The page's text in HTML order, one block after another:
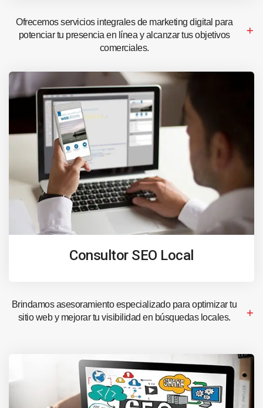
Ofrecemos servicios integrales de marketing digital para
potenciar tu presencia en línea y alcanzar tus objetivos
comerciales.
Consultor SEO Local
Brindamos asesoramiento especializado para optimizar tu
sitio web y mejorar tu visibilidad en búsquedas locales.